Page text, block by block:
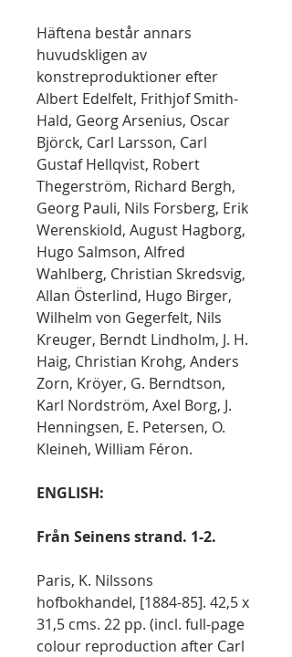
Häftena består annars
huvudskligen av
konstreproduktioner efter
Albert Edelfelt, Frithjof Smith-
Hald, Georg Arsenius, Oscar
Björck, Carl Larsson, Carl
Gustaf Hellqvist, Robert
Thegerström, Richard Bergh,
Georg Pauli, Nils Forsberg, Erik
Werenskiold, August Hagborg,
Hugo Salmson, Alfred
Wahlberg, Christian Skredsvig,
Allan Österlind, Hugo Birger,
Wilhelm von Gegerfelt, Nils
Kreuger, Berndt Lindholm, J. H.
Haig, Christian Krohg, Anders
Zorn, Kröyer, G. Berndtson,
Karl Nordström, Axel Borg, J.
Henningsen, E. Petersen, O.
Kleineh, William Féron.
ENGLISH:
Från Seinens strand. 1-2.
Paris, K. Nilssons
hofbokhandel, [1884-85]. 42,5 x
31,5 cms. 22 pp. (incl. full-page
colour reproduction after Carl